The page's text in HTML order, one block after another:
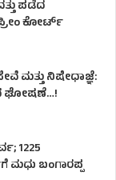
ಪಡೆದ
ಕೋರ್ಟ್
ಮತ್ತು ನಿಷೇಧಾಜ್ಞೆ:
ಘೋಷಣೆ…!
1225
ಮಧು ಬಂಗಾರಪ್ಪ